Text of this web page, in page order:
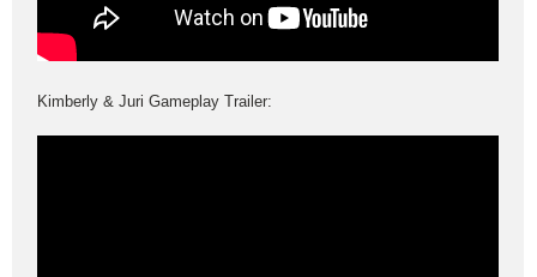
Kimberly & Juri Gameplay Trailer: